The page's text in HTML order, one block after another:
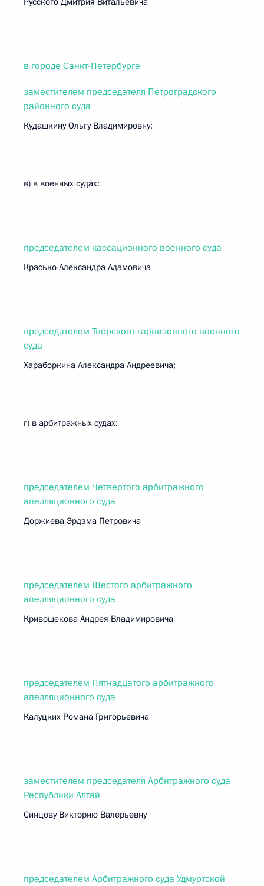
в городе Санкт-Петербурге
заместителем председателя Петроградского
районного суда
Кудашкину Ольгу Владимировну;
в) в военных судах:
председателем кассационного военного суда
Красько Александра Адамовича
председателем Тверского гарнизонного военного
суда
Хараборкина Александра Андреевича;
г) в арбитражных судах:
председателем Четвертого арбитражного
апелляционного суда
Доржиева Эрдэма Петровича
председателем Шестого арбитражного
апелляционного суда
Кривощекова Андрея Владимировича
председателем Пятнадцатого арбитражного
апелляционного суда
Калуцких Романа Григорьевича
заместителем председателя Арбитражного суда
Республики Алтай
Синцову Викторию Валерьевну
председателем Арбитражного суда Удмуртской